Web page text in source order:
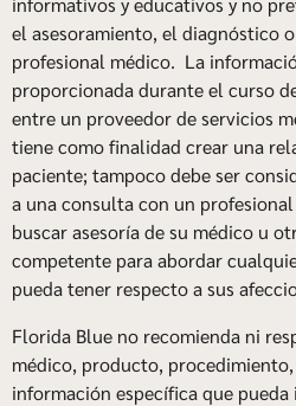
el asesoramiento, el diagnóstico
profesional médico. La
proporcionada durante el curso
entre un proveedor de servicios
tiene como finalidad crear una
paciente; tampoco debe ser
a una consulta con un
buscar asesoría de su médico u
competente para abordar
pueda tener respecto a sus
Florida Blue no recomienda ni
médico, producto,
información específica que